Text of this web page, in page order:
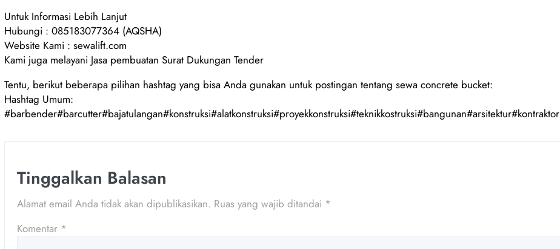
Untuk Informasi Lebih Lanjut
Hubungi : 085183077364 (AQSHA)
Website Kami : sewalift.com
Kami juga melayani Jasa pembuatan Surat Dukungan Tender
Tentu, berikut beberapa pilihan hashtag yang bisa Anda gunakan untuk postingan tentang sewa concrete bucket:
Hashtag Umum:
#barbender#barcutter#bajatulangan#konstruksi#alatkonstruksi#proyekkonstruksi#teknikkostruksi#bangunan#arsitektur#kontraktor
Tinggalkan Balasan
Alamat email Anda tidak akan dipublikasikan. Ruas yang wajib ditandai *
Komentar *